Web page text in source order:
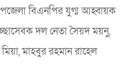
বিএনপির যুগ্ম আহ্বায়ক
দল নেতা সৈয়দ ময়নু,
মাহবুর রহমান রাহেল